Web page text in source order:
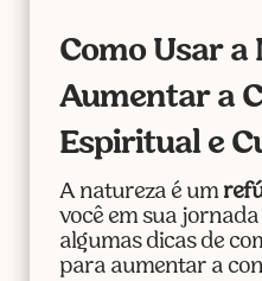
Como Usar a
Aumentar a
Espiritual e
A natureza é um
você em sua
algumas dicas de
para aumentar a